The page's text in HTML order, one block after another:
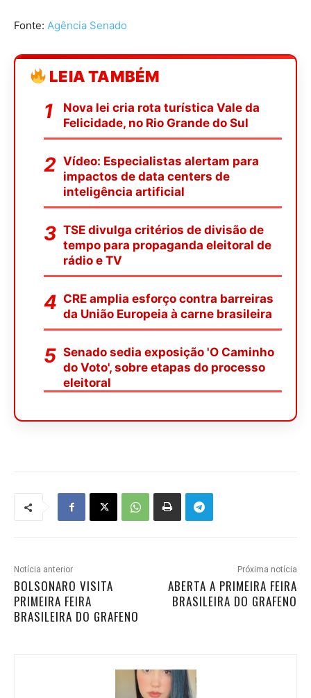
Fonte: Agência Senado
LEIA TAMBÉM
Nova lei cria rota turística Vale da
Felicidade, no Rio Grande do Sul
Vídeo: Especialistas alertam para
impactos de data centers de
inteligência artificial
TSE divulga critérios de divisão de
tempo para propaganda eleitoral de
rádio e TV
CRE amplia esforço contra barreiras
da União Europeia à carne brasileira
Senado sedia exposição 'O Caminho
do Voto', sobre etapas do processo
eleitoral
Notícia anterior
BOLSONARO VISITA
PRIMEIRA FEIRA
BRASILEIRA DO GRAFENO
Próxima notícia
ABERTA A PRIMEIRA FEIRA
BRASILEIRA DO GRAFENO